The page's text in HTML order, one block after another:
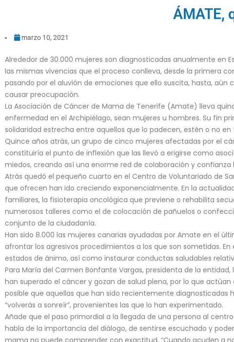
ÁMATE,
marzo 10, 2021
Alrededor de 30.000 mujeres son diagnosticadas anualmente en
las mismas vivencias que el proceso conlleva, desde la primera
pasando por el aluvión de emociones que ello suscita, hasta,
causar preocupación.
La Asociación de Cáncer de Mama de Tenerife (Amate) lleva
enfermedad en el Archipiélago, sean mujeres u hombres. Su fin
solidaridad estrecha entre aquellos que lo padecen, estén o no
Quince años atrás, un grupo de cinco mujeres afectadas por el
constituiría el punto de inflexión que las llevó a erigirse como
miedos, creando así una enorme red de colaboración y
Atrás quedó el pequeño cuarto en el Centro de Voluntariado de
que ofrecen han ido creciendo exponencialmente. En la
familiares, la fisioterapia oncológica que previene o rehabilita
numerosos talleres como el de colocación de pañuelos o
conjunto de la ciudadanía.
Han sido 8.000 las mujeres canarias ayudadas por Amate en el
afrontar los agresivos procedimientos a los que son sometidas.
estados de ánimo, así como instaurar conductas saludables
Para María del Carmen Bonfante Vargas, presidenta de la
han superado el cáncer y gozan de salud plena, por lo que
posible que aquellas que han sido recientemente diagnosticadas
“volverás a sonreír”, provenientes las que lo han experimentado.
Añade que el paso primordial a la llegada de una persona al
habla de la importancia del diálogo, de sentirse escuchado y
mama no puede comprender con exactitud. “Cuando acuden a